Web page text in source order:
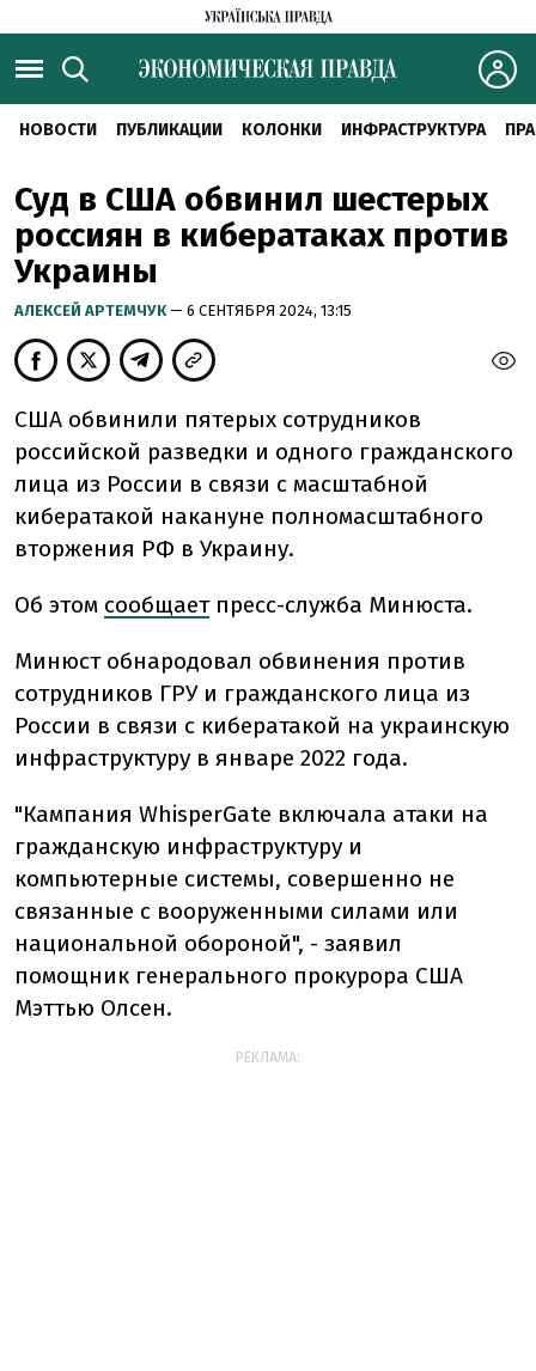
НОВОСТИ ПУБЛИКАЦИИ КОЛОНКИ ИНФРАСТРУКТУРА
Суд в США обвинил шестерых
россиян в кибератаках против
Украины
АЛЕКСЕЙ АРТЕМЧУК — 6 СЕНТЯБРЯ 2024, 13:15
США обвинили пятерых сотрудников
российской разведки и одного гражданского
лица из России в связи с масштабной
кибератакой накануне полномасштабного
вторжения РФ в Украину.
Об этом сообщаетпресс-служба Минюста.
Минюст обнародовал обвинения против
сотрудников ГРУ и гражданского лица из
России в связи с кибератакой на украинскую
инфраструктуру в январе 2022 года.
"Кампания WhisperGate включала атаки на
гражданскую инфраструктуру и
компьютерные системы, совершенно не
связанные с вооруженными силами или
национальной обороной", - заявил
помощник генерального прокурора США
Мэттью Олсен.
РЕКЛАМА: